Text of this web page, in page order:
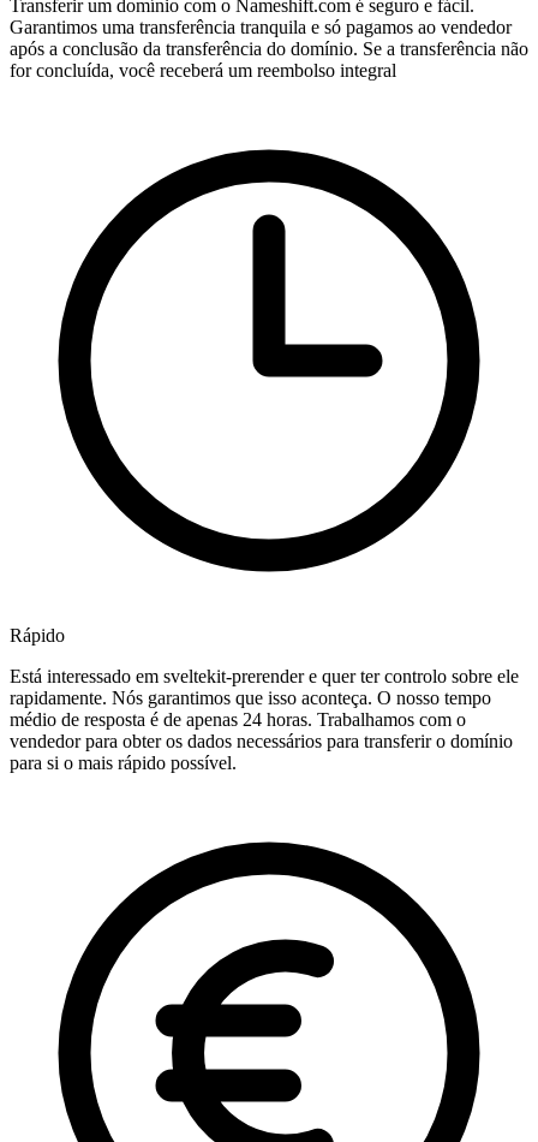
Transferir um domínio com o Nameshift.com é seguro e fácil.
Garantimos uma transferência tranquila e só pagamos ao vendedor
após a conclusão da transferência do domínio. Se a transferência não
for concluída, você receberá um reembolso integral
Rápido
Está interessado em sveltekit-prerender e quer ter controlo sobre ele
rapidamente. Nós garantimos que isso aconteça. O nosso tempo
médio de resposta é de apenas 24 horas. Trabalhamos com o
vendedor para obter os dados necessários para transferir o domínio
para si o mais rápido possível.